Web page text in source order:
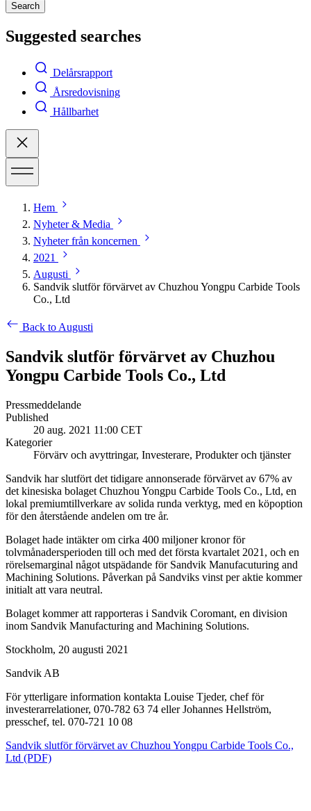
Search
Suggested searches
Delårsrapport
Årsredovisning
Hållbarhet
Hem
Nyheter & Media
Nyheter från koncernen
2021
Augusti
Sandvik slutför förvärvet av Chuzhou Yongpu Carbide Tools
Co., Ltd
Back to Augusti
Sandvik slutför förvärvet av Chuzhou
Yongpu Carbide Tools Co., Ltd
Pressmeddelande
Published
20 aug. 2021 11:00 CET
Kategorier
Förvärv och avyttringar, Investerare, Produkter och tjänster
Sandvik har slutfört det tidigare annonserade förvärvet av 67% av
det kinesiska bolaget Chuzhou Yongpu Carbide Tools Co., Ltd, en
lokal premiumtillverkare av solida runda verktyg, med en köpoption
för den återstående andelen om tre år.
Bolaget hade intäkter om cirka 400 miljoner kronor för
tolvmånadersperioden till och med det första kvartalet 2021, och en
rörelsemarginal något utspädande för Sandvik Manufacuturing and
Machining Solutions. Påverkan på Sandviks vinst per aktie kommer
initialt att vara neutral.
Bolaget kommer att rapporteras i Sandvik Coromant, en division
inom Sandvik Manufacturing and Machining Solutions.
Stockholm, 20 augusti 2021
Sandvik AB
För ytterligare information kontakta Louise Tjeder, chef för
investerarrelationer, 070-782 63 74 eller Johannes Hellström,
presschef, tel. 070-721 10 08
Sandvik slutför förvärvet av Chuzhou Yongpu Carbide Tools Co.,
Ltd (PDF)